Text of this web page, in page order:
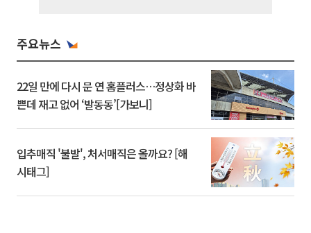
주요뉴스
22일 만에 다시 문 연 홈플러스…정상화 바
쁜데 재고 없어 ‘발동동’[가보니]
입추매직 '불발', 처서매직은 올까요? [해
시태그]